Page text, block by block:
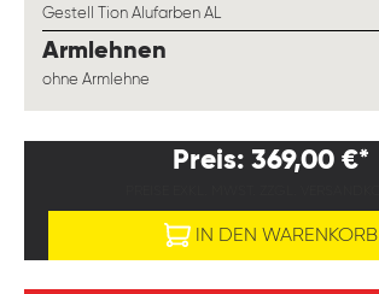
Gestell Tion Alufarben AL
Armlehnen
ohne Armlehne
Preis: 369,00 €*
IN DEN WARENKORB